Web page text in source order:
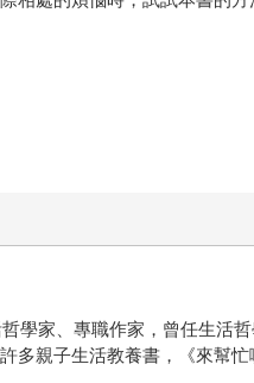
學家、專職作家，曾任生活
多親子生活教養書，《來幫